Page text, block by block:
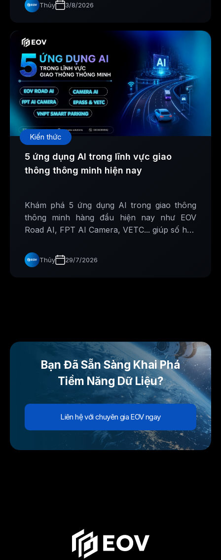
Thủy 3/8/2026
Kiến thức
5 ứng dụng AI trong lĩnh vực giao
thông thông minh hiện nay
Khám phá 5 ứng dụng AI trong giao thông
thông minh hàng đầu hiện nay như EOV
Road AI, FPT AI Camera, VETC... giúp số hóa
Thủy 29/7/2026
Bạn Đã Sẵn Sàng Khai Phá
Tiềm Năng Dữ Liệu?
Liên hệ với chuyên gia EOV ngay